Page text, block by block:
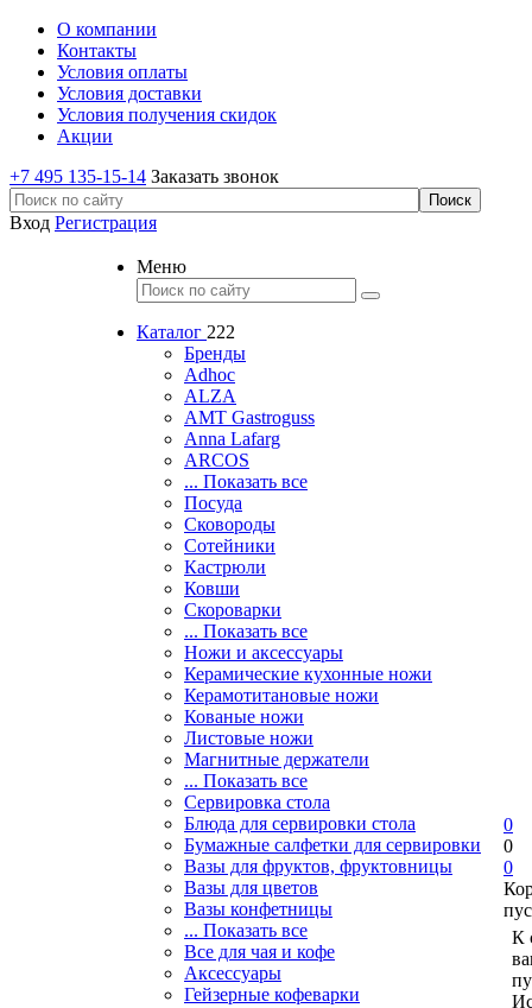
О компании
Контакты
Условия оплаты
Условия доставки
Условия получения скидок
Акции
+7 495 135-15-14 Заказать звонок
Вход Регистрация
Меню
Каталог 222
Бренды
Adhoc
ALZA
AMT Gastroguss
Anna Lafarg
ARCOS
... Показать все
Посуда
Сковороды
Сотейники
Кастрюли
Ковши
Скороварки
... Показать все
Ножи и аксессуары
Керамические кухонные ножи
Керамотитановые ножи
Кованые ножи
Листовые ножи
Магнитные держатели
... Показать все
Сервировка стола
Блюда для сервировки стола
Бумажные салфетки для сервировки
Вазы для фруктов, фруктовницы
Вазы для цветов
Вазы конфетницы
... Показать все
Все для чая и кофе
Аксессуары
Гейзерные кофеварки
0
0
0
К